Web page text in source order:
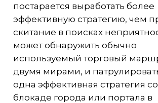
постарается выработать более
эффективную стратегию, чем
скитание в поисках
может обнаружить обычно
используемый торговый
двумя мирами, и
одна эффективная стратегия
блокаде города или портала в